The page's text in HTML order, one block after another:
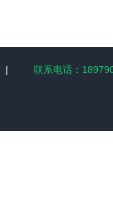
|
联系电话：